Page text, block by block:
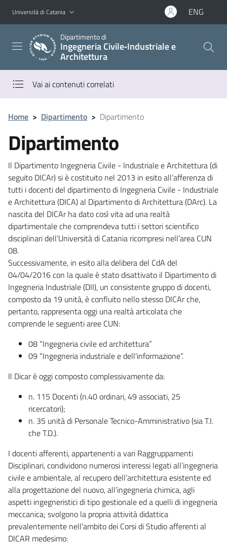
Vai al contenuto principale
Vai al menu di navigazione
Università di Catania ENG
Dipartimento di
Ingegneria Civile‑Industriale e
Architettura
Vai ai contenuti correlati
Home > Dipartimento > Dipartimento
Dipartimento
Il Dipartimento Ingegneria Civile - Industriale e Architettura (di
seguito DICAr) si è costituito nel 2013 in esito all’afferenza di
tutti i docenti del dipartimento di Ingegneria Civile - Industriale
e Architettura (DICA) al Dipartimento di Architettura (DArc). La
nascita del DICAr ha dato così vita ad una realtà
dipartimentale che comprendeva tutti i settori scientifico
disciplinari dell’Università di Catania ricompresi nell’area CUN
08.
Successivamente, in esito alla delibera del CdA del
04/04/2016 con la quale è stato disattivato il Dipartimento di
Ingegneria Industriale (DII), un consistente gruppo di docenti,
composto da 19 unità, è confluito nello stesso DICAr che,
pertanto, rappresenta oggi una realtà articolata che
comprende le seguenti aree CUN:
08 “Ingegneria civile ed architettura”
09 “Ingegneria industriale e dell'informazione”.
Il Dicar è oggi composto complessivamente da:
n. 115 Docenti (n.40 ordinari, 49 associati, 25
ricercatori);
n. 35 unità di Personale Tecnico-Amministrativo (sia T.I.
che T.D.).
I docenti afferenti, appartenenti a vari Raggruppamenti
Disciplinari, condividono numerosi interessi legati all’ingegneria
civile e ambientale, al recupero dell’architettura esistente ed
alla progettazione del nuovo, all’ingegneria chimica, agli
aspetti ingegneristici di tipo gestionale ed a quelli di ingegneria
meccanica; svolgono la propria attività didattica
prevalentemente nell’ambito dei Corsi di Studio afferenti al
DICAR medesimo: